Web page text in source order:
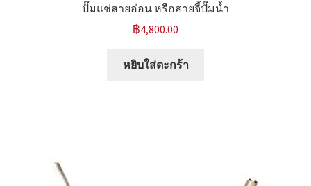
ปั๊มแช่สายอ่อน หรือสายจี้ปั๊มน้ำ
฿4,800.00
หยิบใส่ตะกร้า